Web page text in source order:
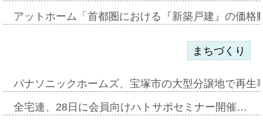
アットホーム「首都圏における『新築戸建』の価
まちづくり
パナソニックホームズ、宝塚市の大型分譲地で再
全宅連、28日に会員向けハトサポセミナー開催…